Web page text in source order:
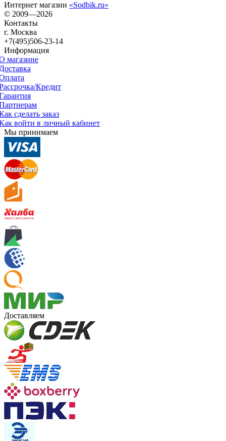
Интернет магазин «Sodbik.ru»
© 2009—2026
Контакты
г. Москва
+7(495)506-23-14
Информация
магазине
Кредит
сделать заказ
войти в личный кабинет
Мы принимаем
Доставляем